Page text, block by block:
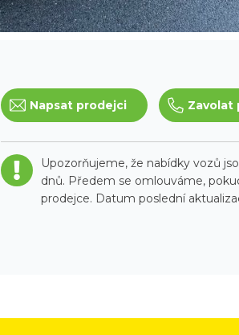
Napsat prodejci Zavolat
Upozorňujeme, že nabídky vozů
dnů. Předem se omlouváme,
prodejce. Datum poslední